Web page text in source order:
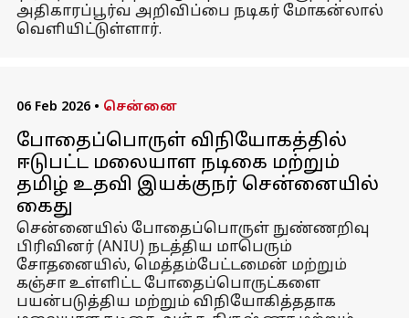
அதிகாரப்பூர்வ அறிவிப்பை நடிகர் மோகன்லால்
வெளியிட்டுள்ளார்.
06 Feb 2026 • சென்னை
போதைப்பொருள் விநியோகத்தில்
ஈடுபட்ட மலையாள நடிகை மற்றும்
தமிழ் உதவி இயக்குநர் சென்னையில்
கைது
சென்னையில் போதைப்பொருள் நுண்ணறிவு
பிரிவினர் (ANIU) நடத்திய மாபெரும்
சோதனையில், மெத்தம்பேட்டமைன் மற்றும்
கஞ்சா உள்ளிட்ட போதைப்பொருட்களை
பயன்படுத்திய மற்றும் விநியோகித்ததாக